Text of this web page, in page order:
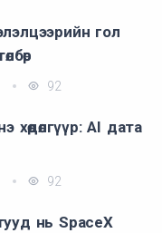
гол
92
хөдөлгүүр: AI дата
92
нь SpaceX